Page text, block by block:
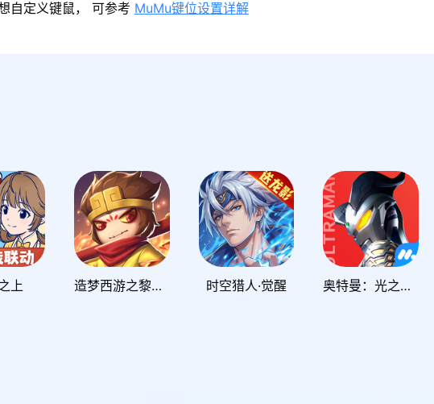
自定义键鼠， 可参考 MuMu键位设置详解
上 造梦西游之黎尤浩劫篇 时空猎人·觉醒 奥特曼：光之战士